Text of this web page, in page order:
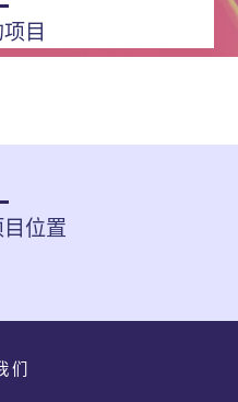
目
位置
们